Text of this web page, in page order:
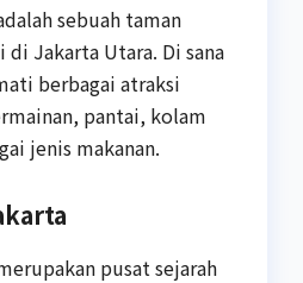
sebuah taman
di Jakarta Utara. Di sana
berbagai atraksi
pantai, kolam
jenis makanan.
pusat sejarah